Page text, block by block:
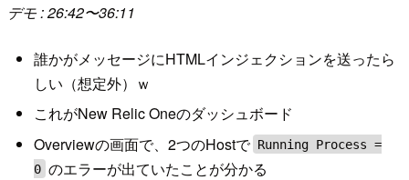
デモ : 26:42〜36:11
誰かがメッセージにHTMLインジェクションを送ったら
しい（想定外）ｗ
これがNew Relic Oneのダッシュボード
Overviewの画面で、2つのHostで Running Process =
0 のエラーが出ていたことが分かる